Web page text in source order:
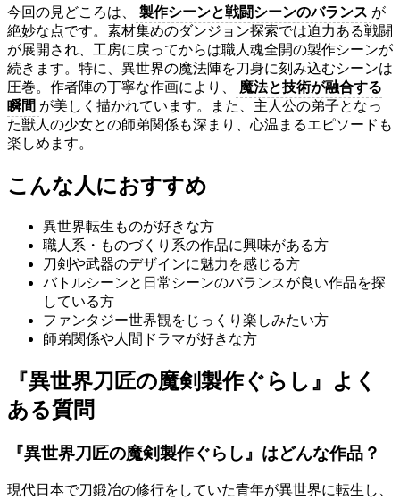
今回の見どころは、 製作シーンと戦闘シーンのバランス が
絶妙な点です。素材集めのダンジョン探索では迫力ある戦闘
が展開され、工房に戻ってからは職人魂全開の製作シーンが
続きます。特に、異世界の魔法陣を刀身に刻み込むシーンは
圧巻。作者陣の丁寧な作画により、
魔法と技術が融合する
瞬間 が美しく描かれています。また、主人公の弟子となっ
た獣人の少女との師弟関係も深まり、心温まるエピソードも
楽しめます。
こんな人におすすめ
異世界転生ものが好きな方
職人系・ものづくり系の作品に興味がある方
刀剣や武器のデザインに魅力を感じる方
バトルシーンと日常シーンのバランスが良い作品を探
している方
ファンタジー世界観をじっくり楽しみたい方
師弟関係や人間ドラマが好きな方
『異世界刀匠の魔剣製作ぐらし』よく
ある質問
『異世界刀匠の魔剣製作ぐらし』はどんな作品？
現代日本で刀鍛冶の修行をしていた青年が異世界に転生し、